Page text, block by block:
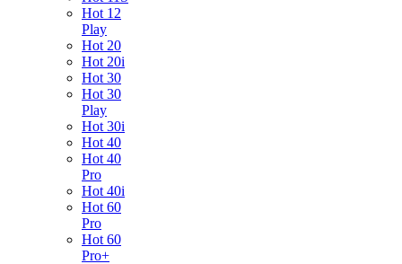
Hot 12
Play
Hot 20
Hot 20i
Hot 30
Hot 30
Play
Hot 30i
Hot 40
Hot 40
Pro
Hot 40i
Hot 60
Pro
Hot 60
Pro+